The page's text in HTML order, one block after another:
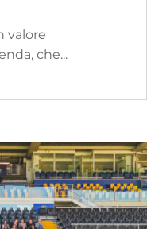
valore
che...